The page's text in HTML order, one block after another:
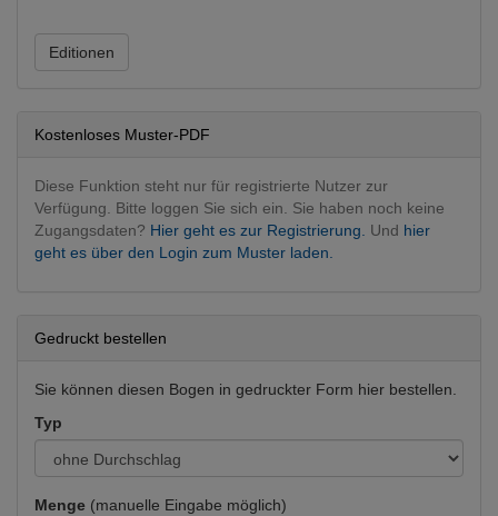
Editionen
Kostenloses Muster-PDF
Diese Funktion steht nur für registrierte Nutzer zur
Verfügung. Bitte loggen Sie sich ein. Sie haben noch keine
Zugangsdaten? Hier geht es zur Registrierung. Und hier
geht es über den Login zum Muster laden.
Gedruckt bestellen
Sie können diesen Bogen in gedruckter Form hier bestellen.
Typ
Menge (manuelle Eingabe möglich)